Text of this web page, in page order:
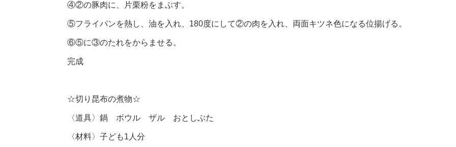
④②の豚肉に、片栗粉をまぶす。
⑤フライパンを熱し、油を入れ、180度にして②の肉を入れ、両面キツネ色になる位揚げる。
⑥⑤に③のたれをからませる。
完成
☆切り昆布の煮物☆
〈道具〉鍋 ボウル ザル おとしぶた
〈材料〉子ども1人分